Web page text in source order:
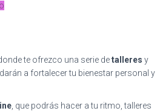
te ofrezco una serie detalleres y
a fortalecer tu bienestar personal y
, que podrás hacer a tu ritmo, talleres